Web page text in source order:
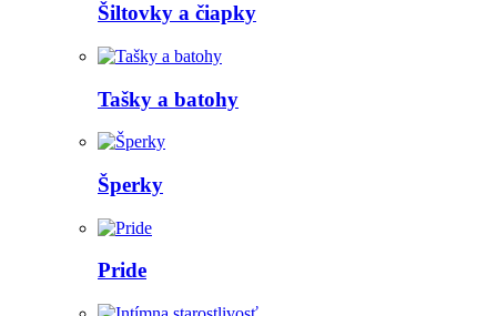
Šiltovky a čiapky
Tašky a batohy
Šperky
Pride